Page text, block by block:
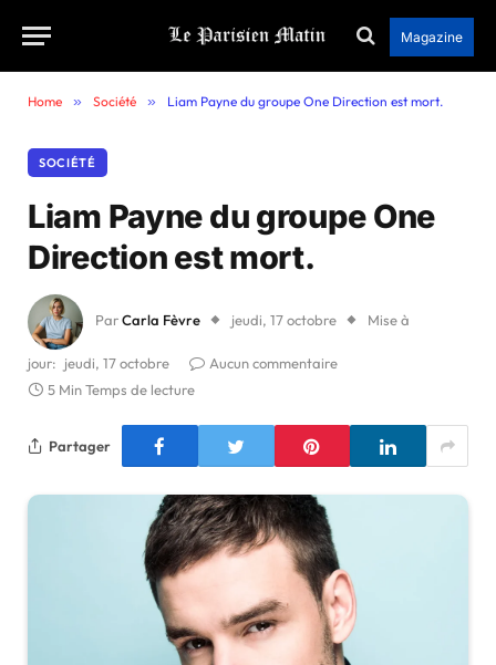
Magazine
Home » Société » Liam Payne du groupe One Direction est mort.
SOCIÉTÉ
Liam Payne du groupe One
Direction est mort.
ParCarla Fèvre jeudi, 17 octobre Mise à
jour: jeudi, 17 octobre
Aucun commentaire
5 Min Temps de lecture
Partager